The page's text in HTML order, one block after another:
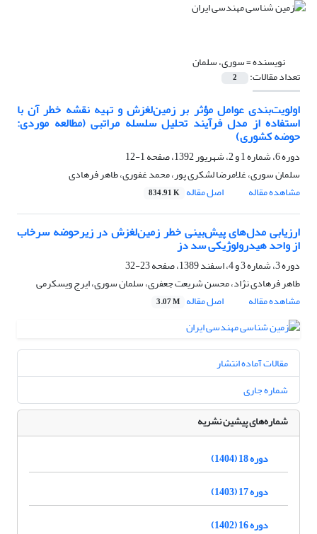
نویسنده =سوری، سلمان
تعداد مقالات: 2
اولویت‌بندی عوامل مؤثر بر زمین‌لغزش و تهیه نقشه خطر آن با
استفاده از مدل فرآیند تحلیل سلسله مراتبی (مطالعه موردی:
حوضه کشوری)
دوره 6، شماره 1 و 2، شهریور 1392، صفحه
1-12
سلمان سوری، غلامرضا لشکری پور، محمد غفوری، طاهر فرهادی
مشاهده مقاله
اصل مقاله 834.91 K
ارزیابی مدل‌های پیش‌بینی خطر زمین‌لغزش در زیرحوضه سرخاب
از واحد هیدرولوژیکی سد دز
دوره 3، شماره 3 و 4، اسفند 1389، صفحه
23-32
طاهر فرهادی نژاد، محسن شریعت جعفری، سلمان سوری، ایرج ویسکرمی
مشاهده مقاله
اصل مقاله 3.07 M
مقالات آماده انتشار
شماره جاری
شماره‌های پیشین نشریه
دوره 18 (1404)
دوره 17 (1403)
دوره 16 (1402)